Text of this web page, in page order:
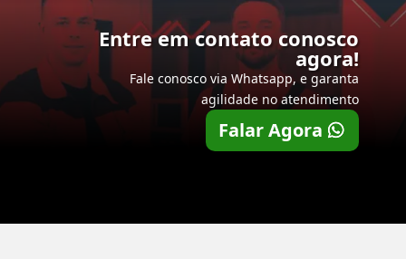
Entre em contato conosco
agora!
Fale conosco via Whatsapp, e garanta
agilidade no atendimento
Falar Agora